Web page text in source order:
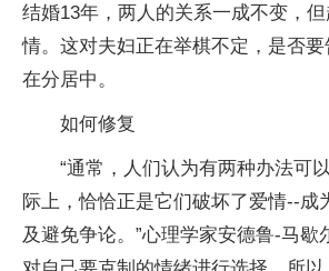
结婚13年，两人的关系一成不变，
情。这对夫妇正在举棋不定，是否
在分居中。
如何修复
“通常，人们认为有两种办法可
际上，恰恰正是它们破坏了爱情--成
及避免争论。”心理学家安德鲁-马歇